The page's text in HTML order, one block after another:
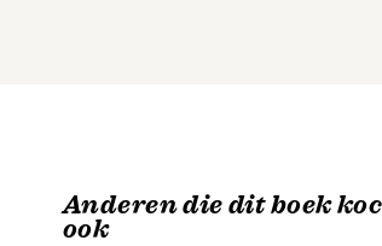
Anderen die dit boek
ook